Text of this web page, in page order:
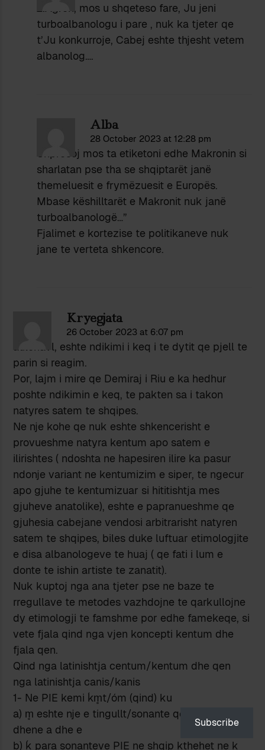
Z.Agron, mos u shqeteso fare, Ju jeni
turboalbanologu i pare , nuk ka tjeter qe
t’Ju konkurroje, Cabej eshte thjesht vetem
albanolog….
Alba
28 October 2023 at 12:28 pm
Shpresoj mos ta etiketoni edhe Makronin si
sharlatan pse tha se shqiptarët janë
themeluesit e frymëzuesit e Europës.
Mbase këshilltarët e Makronit nuk janë
turboalbanologë…”
Fjalimet e kortezise te politikaneve nuk
jane te verteta shkencore.
Kryegjata
26 October 2023 at 6:07 pm
aulonavl, eshte ndikimi i keq i te dytit qe pjell te
parin si reagim.
Por, lajm i mire qe Demiraj i Riu e ka hedhur
poshte ndikimin e keq, te pakten sa i takon
natyres satem te shqipes.
Ne nje kohe qe nuk eshte shkencerisht e
provueshme natyra kentum apo satem e
ilirishtes ( ndoshta ne hapesiren ilire ka pasur
ndonje variant ne kentumizim e siper, te ngecur
apo gjuhe te kentumizuar si hititishtja mes
gjuheve anatolike), eshte e papranueshme qe
gjuhesia cabejane vendosi arbitrarisht natyren
satem te shqipes, biles duke luftuar etimologjite
e disa albanologeve te huaj ( qe fati i lum e
donte te ishin artiste te zanatit).
Nuk kuptoj nga ana tjeter pse ne baze te
rregullave te metodes vazhdojne te qarkullojne
dy etimologji te famshme por edhe famekeqe, si
vete fjala qind nga vjen koncepti kentum dhe
fjala qen.
Qind nga latinishtja centum/kentum dhe qen
nga latinishtja canis/kanis
1- Ne PIE kemi ḱm̥t/óm (qind) ku
a) m̥ eshte nje e tingullt/sonante qe ne shqip ka
dhene a dhe e
b) ḱ para sonanteve PIE ne shqip kthehet ne k
Subscribe